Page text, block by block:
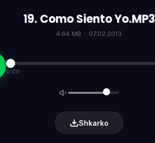
19. Como Siento Yo.MP3
4.64 MB · 07.02.2013
0:00
Shkarko